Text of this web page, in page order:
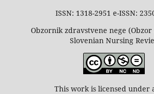
ISSN: 1318-2951 e-ISSN:
Obzornik zdravstvene nege (Obzor
Slovenian Nursing
This work is licensed under